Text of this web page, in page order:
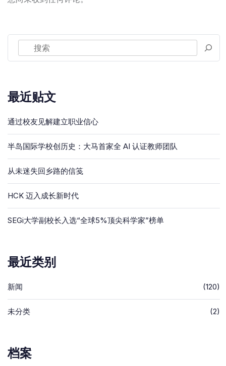
最近贴文
通过校友见解建立职业信心
半岛国际学校创历史：大马首家全 AI 认证教师团队
从未迷失回乡路的信笺
HCK 迈入成长新时代
SEGi大学副校长入选“全球5%顶尖科学家”榜单
最近类别
新闻 (120)
未分类 (2)
档案